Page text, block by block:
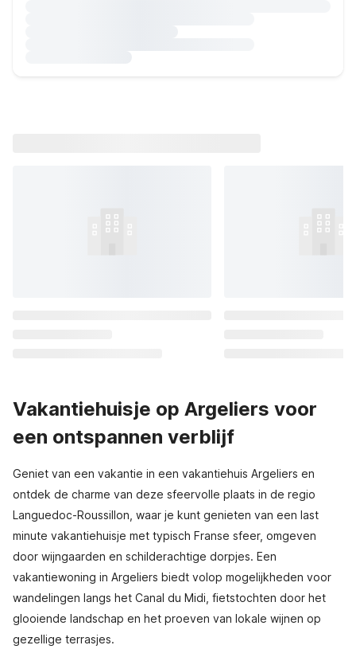
Vakantiehuisje op Argeliers voor
een ontspannen verblijf
Geniet van een vakantie in een vakantiehuis Argeliers en
ontdek de charme van deze sfeervolle plaats in de regio
Languedoc-Roussillon, waar je kunt genieten van een last
minute vakantiehuisje met typisch Franse sfeer, omgeven
door wijngaarden en schilderachtige dorpjes. Een
vakantiewoning in Argeliers biedt volop mogelijkheden voor
wandelingen langs het Canal du Midi, fietstochten door het
glooiende landschap en het proeven van lokale wijnen op
gezellige terrasjes.